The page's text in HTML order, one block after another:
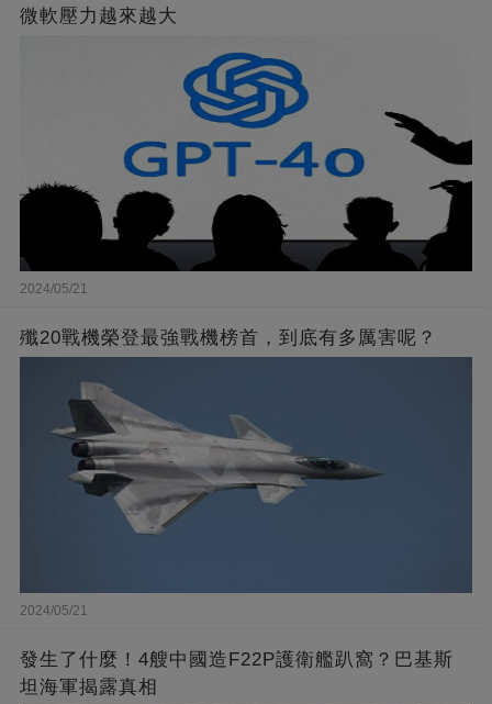
微軟壓力越來越大
2024/05/21
殲20戰機榮登最強戰機榜首，到底有多厲害呢？
2024/05/21
發生了什麼！4艘中國造F22P護衛艦趴窩？巴基斯
坦海軍揭露真相